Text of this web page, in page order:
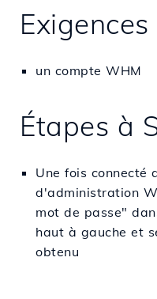
Exigences
un compte WHM
Étapes à
Une fois connecté
d'administration
mot de passe"
haut à gauche et
obtenu